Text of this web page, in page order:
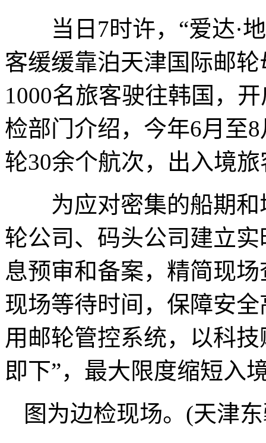
当日7时许，“爱达·地
客缓缓靠泊天津国际邮
1000名旅客驶往韩国，
检部门介绍，今年6月至
轮30余个航次，出入境
为应对密集的船期和
轮公司、码头公司建立
息预审和备案，精简现
现场等待时间，保障安
用邮轮管控系统，以科
即下”，最大限度缩短入
图为边检现场。(天津